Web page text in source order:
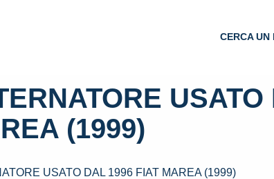
CERCA UN
(1999)
USATO DAL 1996 FIAT MAREA (1999)